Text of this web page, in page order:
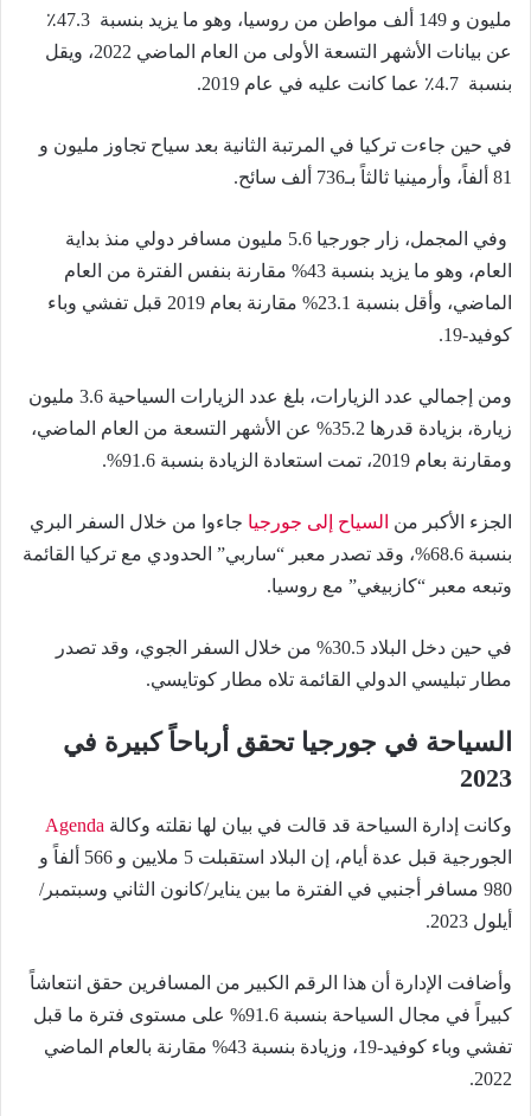
مليون و 149 ألف مواطن من روسيا، وهو ما يزيد بنسبة 47.3٪
عن بيانات الأشهر التسعة الأولى من العام الماضي 2022، ويقل
بنسبة 4.7٪ عما كانت عليه في عام 2019.
في حين جاءت تركيا في المرتبة الثانية بعد سياح تجاوز مليون و
81 ألفاً، وأرمينيا ثالثاً بـ736 ألف سائح.
وفي المجمل، زار جورجيا 5.6 مليون مسافر دولي منذ بداية
العام، وهو ما يزيد بنسبة 43% مقارنة بنفس الفترة من العام
الماضي، وأقل بنسبة 23.1% مقارنة بعام 2019 قبل تفشي وباء
كوفيد-19.
ومن إجمالي عدد الزيارات، بلغ عدد الزيارات السياحية 3.6 مليون
زيارة، بزيادة قدرها 35.2% عن الأشهر التسعة من العام الماضي،
ومقارنة بعام 2019، تمت استعادة الزيادة بنسبة 91.6%.
الجزء الأكبر من السياح إلى جورجيا جاءوا من خلال السفر البري
بنسبة 68.6%، وقد تصدر معبر “ساربي” الحدودي مع تركيا القائمة
وتبعه معبر “كازبيغي” مع روسيا.
في حين دخل البلاد 30.5% من خلال السفر الجوي، وقد تصدر
مطار تبليسي الدولي القائمة تلاه مطار كوتايسي.
السياحة في جورجيا تحقق أرباحاً كبيرة في
2023
وكانت إدارة السياحة قد قالت في بيان لها نقلته وكالة Agenda
الجورجية قبل عدة أيام، إن البلاد استقبلت 5 ملايين و 566 ألفاً و
980 مسافر أجنبي في الفترة ما بين يناير/كانون الثاني وسبتمبر/
أيلول 2023.
وأضافت الإدارة أن هذا الرقم الكبير من المسافرين حقق انتعاشاً
كبيراً في مجال السياحة بنسبة 91.6% على مستوى فترة ما قبل
تفشي وباء كوفيد-19، وزيادة بنسبة 43% مقارنة بالعام الماضي
2022.